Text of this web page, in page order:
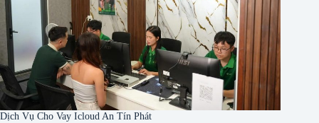
Dịch Vụ Cho Vay Icloud An Tín Phát